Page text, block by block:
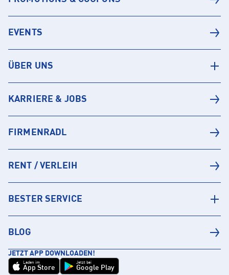
EVENTS
ÜBER UNS
KARRIERE & JOBS
FIRMENRADL
RENT / VERLEIH
BESTER SERVICE
BLOG
JETZT APP DOWNLOADEN!
Laden im
App Store
Jetzt bei
Google Play